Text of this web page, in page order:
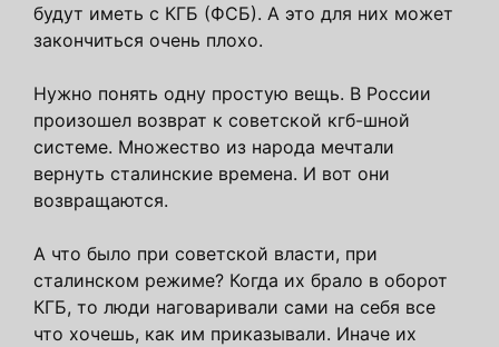
будут иметь с КГБ (ФСБ). А это для них может
закончиться очень плохо.
Нужно понять одну простую вещь. В России
произошел возврат к советской кгб-шной
системе. Множество из народа мечтали
вернуть сталинские времена. И вот они
возвращаются.
А что было при советской власти, при
сталинском режиме? Когда их брало в оборот
КГБ, то люди наговаривали сами на себя все
что хочешь, как им приказывали. Иначе их